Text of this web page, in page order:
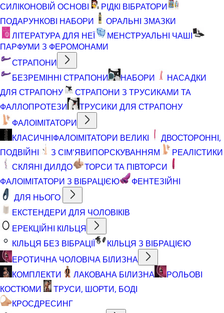
СИЛІКОНОВІЙ ОСНОВІ
РІДКІ ВІБРАТОРИ
ПОДАРУНКОВІ НАБОРИ
ОРАЛЬНІ ЗМАЗКИ
ЛІТЕРАТУРА ДЛЯ НЕЇ
МЕНСТРУАЛЬНІ ЧАШІ
ПАРФУМИ З ФЕРОМОНАМИ
СТРАПОНИ
БЕЗРЕМІННІ СТРАПОНИ
НАБОРИ
НАСАДКИ
ДЛЯ СТРАПОНУ
СТРАПОНИ З ТРУСИКАМИ ТА
ФАЛЛОПРОТЕЗИ
ТРУСИКИ ДЛЯ СТРАПОНУ
ФАЛОІМІТАТОРИ
КЛАСИЧНІФАЛОІМІТАТОРИ ВЕЛИКІ
ДВОСТОРОННІ,
ПОДВІЙНІ
З СІМ'ЯВИПОРСКУВАННЯМ
РЕАЛІСТИКИ
СКЛЯНІ ДИЛДО
ТОРСИ ТА ПІВТОРСИ
ФАЛОІМІТАТОРИ З ВІБРАЦІЄЮ
ФЕНТЕЗІЙНІ
ДЛЯ НЬОГО
ЕКСТЕНДЕРИ ДЛЯ ЧОЛОВІКІВ
ЕРЕКЦІЙНІ КІЛЬЦЯ
КІЛЬЦЯ БЕЗ ВІБРАЦІЇ
КІЛЬЦЯ З ВІБРАЦІЄЮ
ЕРОТИЧНА ЧОЛОВІЧА БІЛИЗНА
КОМПЛЕКТИ
ЛАКОВАНА БІЛИЗНА
РОЛЬОВІ
КОСТЮМИ
ТРУСИ, ШОРТИ, БОДІ
КРОСДРЕСИНГ